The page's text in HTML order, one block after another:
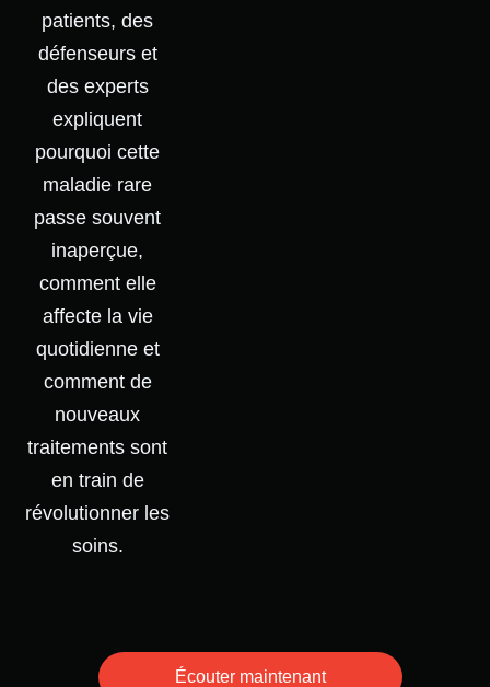
patients, des
défenseurs et
des experts
expliquent
pourquoi cette
maladie rare
passe souvent
inaperçue,
comment elle
affecte la vie
quotidienne et
comment de
nouveaux
traitements sont
en train de
révolutionner les
soins.
Écouter maintenant